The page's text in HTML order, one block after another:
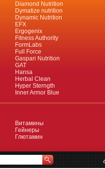
Diamond Nutrition
Dymatize nutrition
Dynamic Nutrition
EFX
Ergogenix
Fitness Authority
FormLabs
Full Force
Gaspari Nutrition
GAT
Hansa
Herbal Clean
Hyper Sterngth
Inner Armor Blue
Витамины
Гейнеры
Глютамин